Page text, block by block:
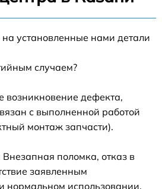
на установленные нами детали
случаем?
возникновение дефекта,
с выполненной работой
монтаж запчасти).
поломка, отказ в
заявленным
нормальном использовании.